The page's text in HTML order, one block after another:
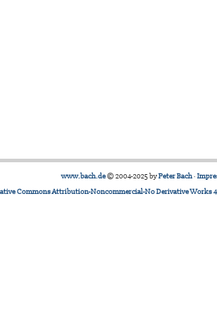
www.bach.de© 2004-2025 byPeter Bach·
Commons Attribution-Noncommercial-No Derivative Works